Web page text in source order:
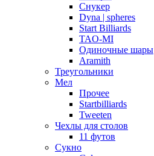
Снукер
Dyna | spheres
Start Billiards
TAO-MI
Одиночные шары
Aramith
Треугольники
Мел
Прочее
Startbilliards
Tweeten
Чехлы для столов
11 футов
Сукно